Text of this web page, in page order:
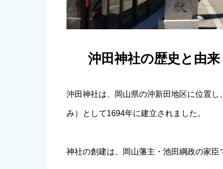
沖田神社の歴史と由
沖田神社は、岡山県の沖新田地区に位置
み）として1694年に建立されました。
神社の創建は、岡山藩主・池田綱政の家臣